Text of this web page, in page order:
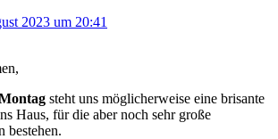
2023 um 20:41
steht uns möglicherweise eine brisante
Haus, für die aber noch sehr große
bestehen.